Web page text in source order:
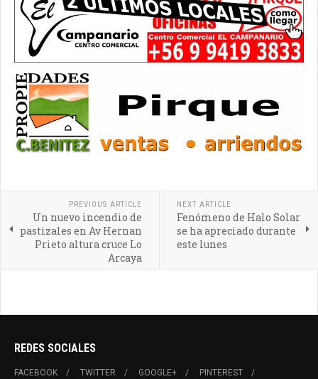
PREVIOUS ARTICLE
Un nuevo incendio de
pastizales en Av Hernan
Prieto altura cruce Lo
Arcaya
NEXT ARTICLE
Fenómeno de Halo Solar
se ha apreciado durante
este lunes
REDES SOCIALES
FACEBOOK TWITTER GOOGLE+
PINTEREST